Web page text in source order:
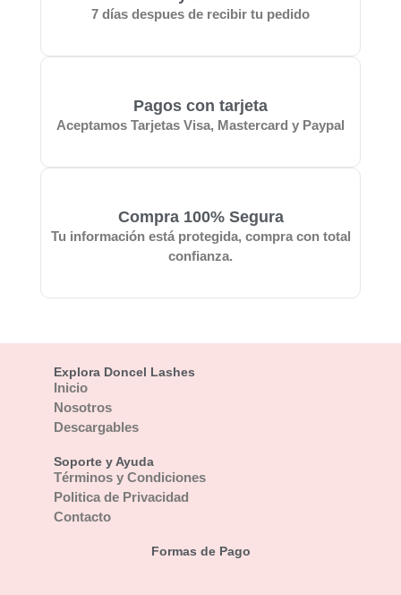
7 días despues de recibir tu pedido
Pagos con tarjeta
Aceptamos Tarjetas Visa, Mastercard y Paypal
Compra 100% Segura
Tu información está protegida, compra con total
confianza.
Explora Doncel Lashes
Inicio
Nosotros
Descargables
Soporte y Ayuda
Términos y Condiciones
Politica de Privacidad
Contacto
Formas de Pago